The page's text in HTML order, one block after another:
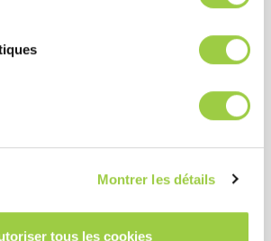
Montrer les détails
tous les cookies